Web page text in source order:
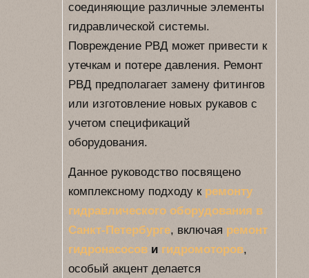
соединяющие различные элементы
гидравлической системы.
Повреждение РВД может привести к
утечкам и потере давления. Ремонт
РВД предполагает замену фитингов
или изготовление новых рукавов с
учетом спецификаций
оборудования.
Данное руководство посвящено
комплексному подходу к ремонту
гидравлического оборудования в
Санкт-Петербурге, включая ремонт
гидронасосов и гидромоторов,
особый акцент делается